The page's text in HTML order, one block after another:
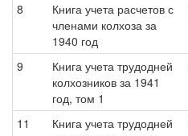
8
Книга учета расчетов с
членами колхоза за
1940 год
9
Книга учета трудодней
колхозников за 1941
год, том 1
11
Книга учета трудодней